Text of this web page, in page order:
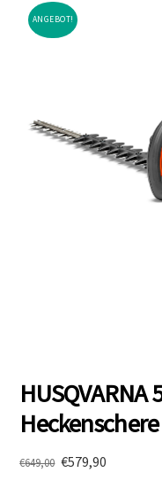
ANGEBOT!
HUSQVARNA
Heckenschere
€649,00 Ursprünglicher
€579,90